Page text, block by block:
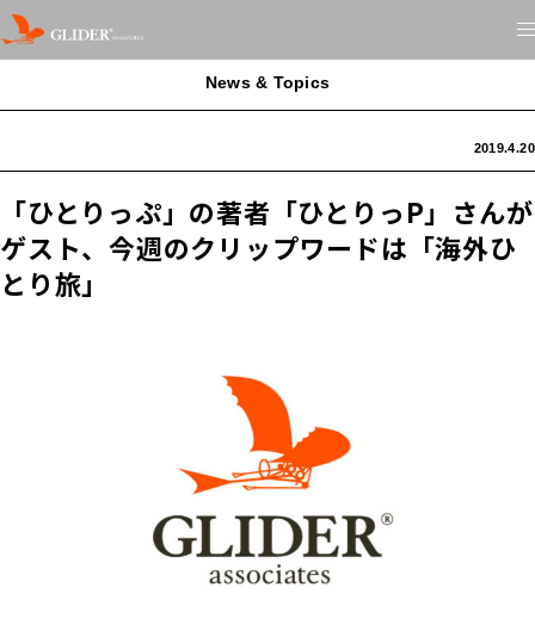
News & Topics
2019.4.20
「ひとりっぷ」の著者「ひとりっP」さんが
ゲスト、今週のクリップワードは「海外ひ
とり旅」